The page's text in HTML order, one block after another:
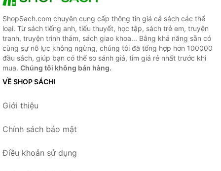
ShopSach.com chuyên cung cấp thông tin giá cả sách các thể
loại. Từ sách tiếng anh, tiểu thuyết, học tập, sách trẻ em, truyện
tranh, truyện trinh thám, sách giao khoa... Bằng khả năng sẵn có
cùng sự nỗ lực không ngừng, chúng tôi đã tổng hợp hơn 100000
đầu sách, giúp bạn có thể so sánh giá, tìm giá rẻ nhất trước khi
mua. Chúng tôi không bán hàng.
VỀ SHOP SÁCH!
Giới thiệu
Chính sách bảo mật
Điều khoản sử dụng